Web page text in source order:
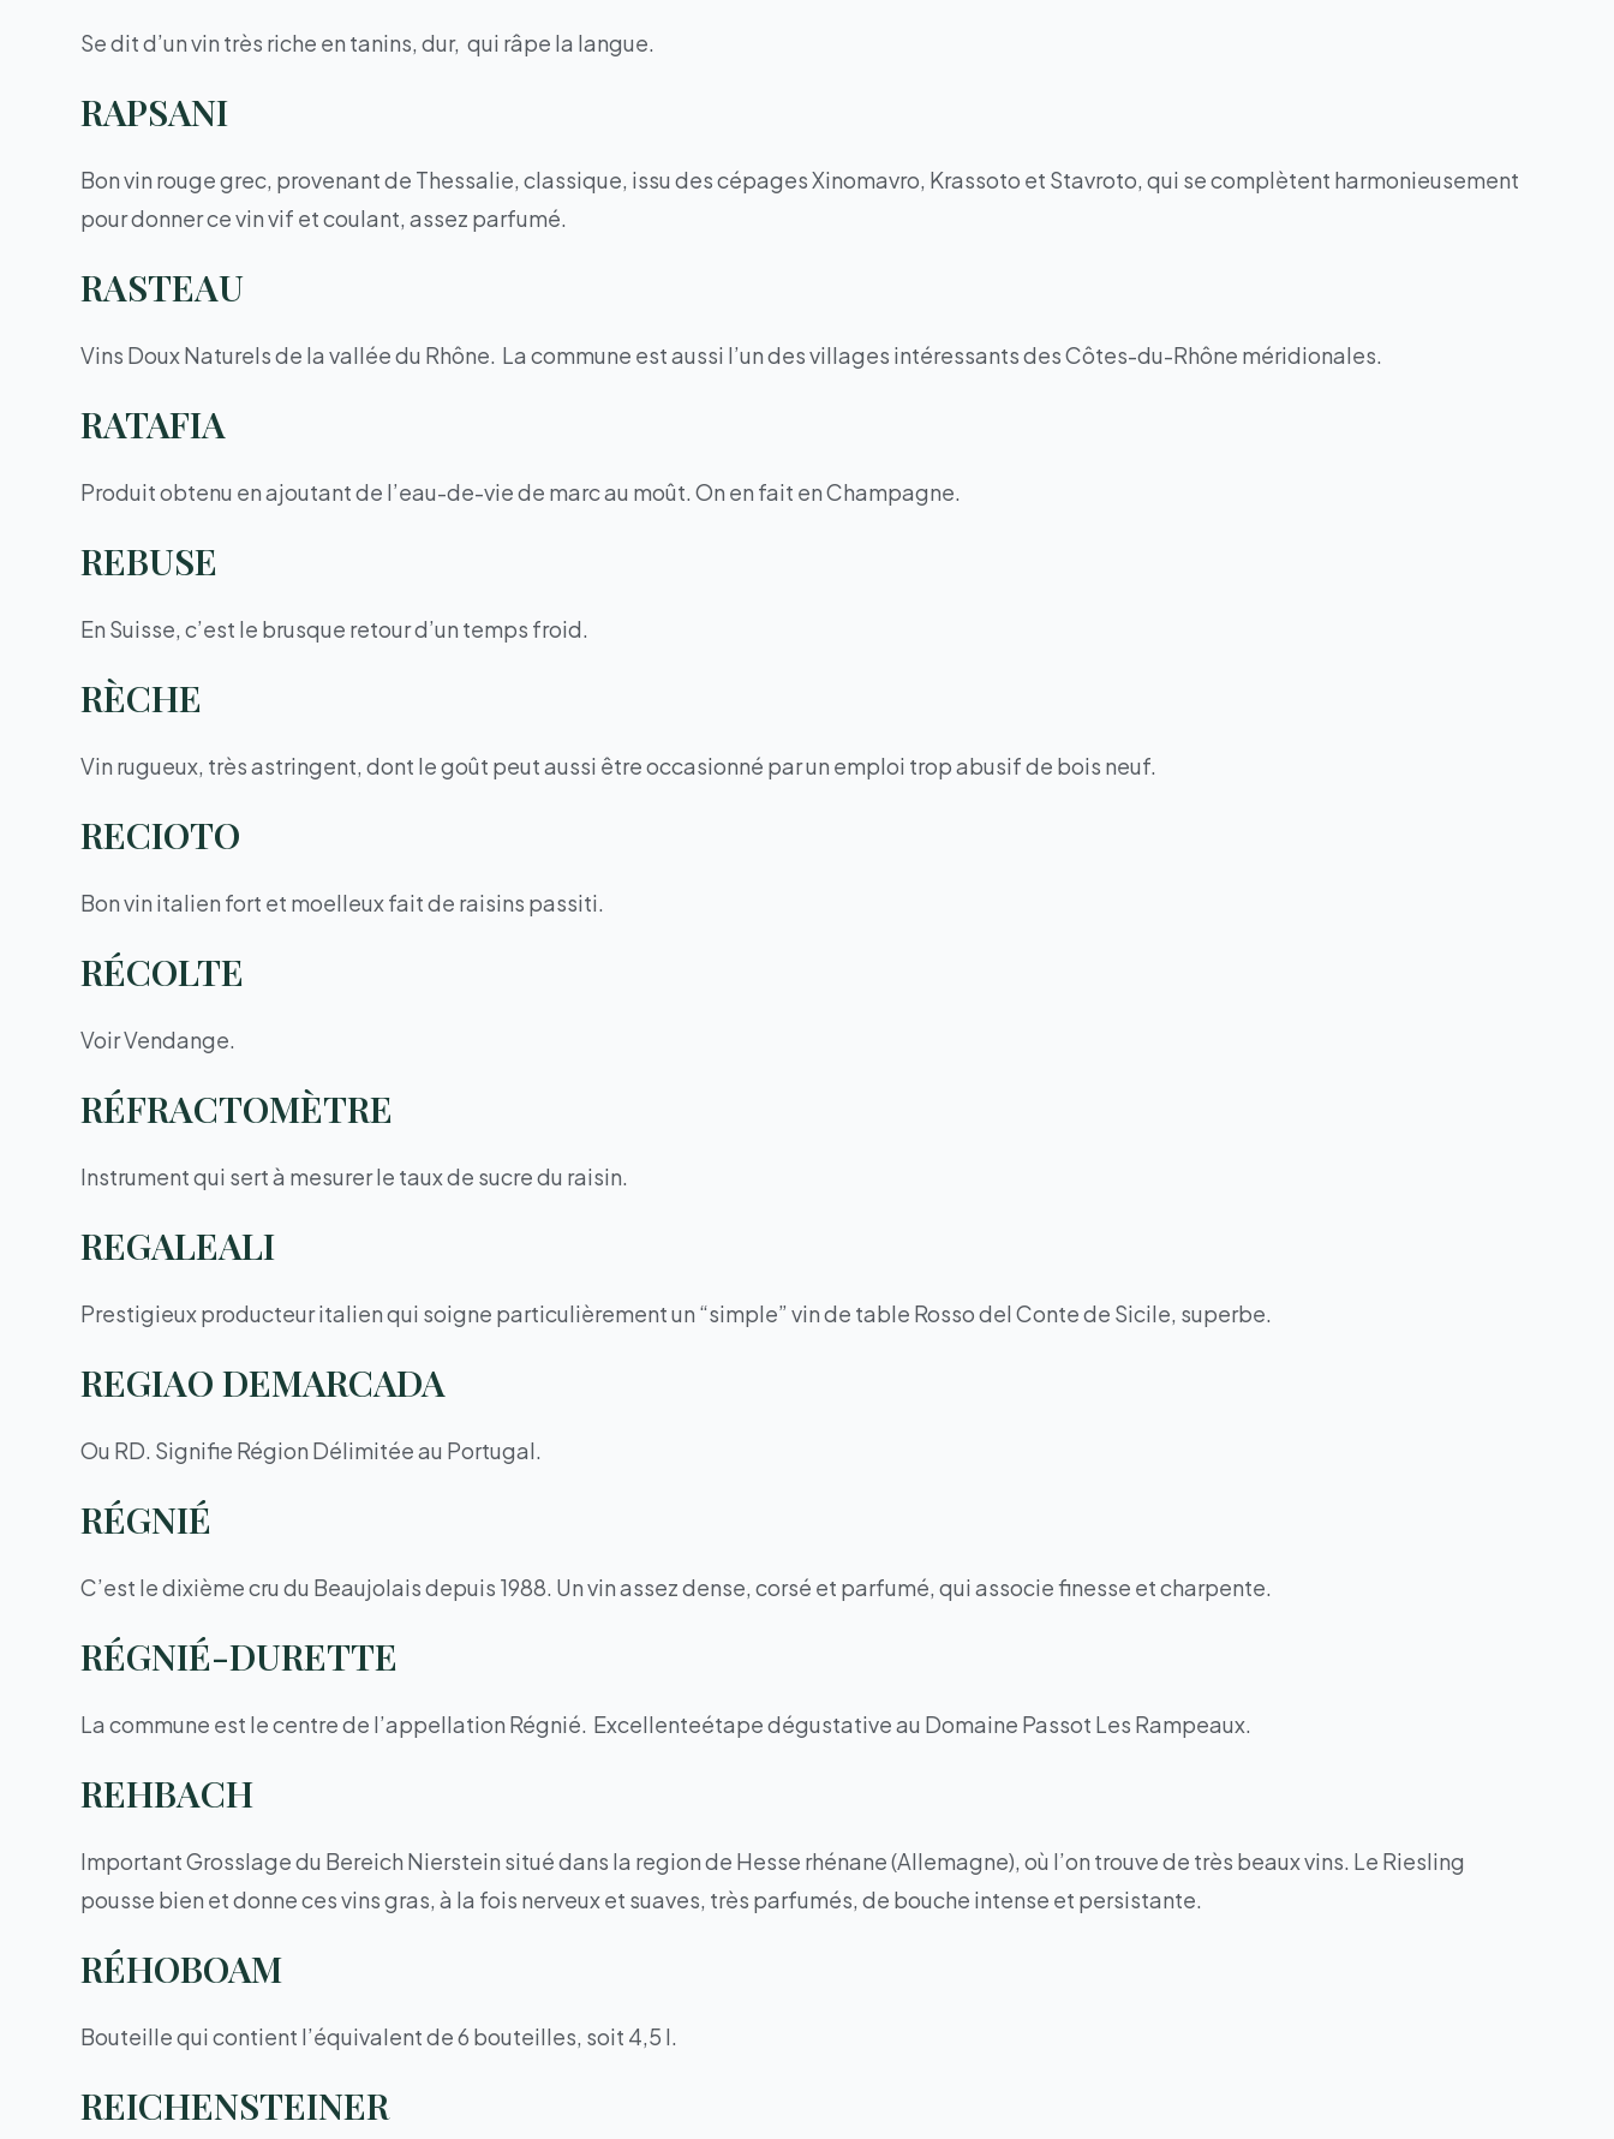
Se dit d’un vin très riche en tanins, dur, qui râpe la langue.
RAPSANI
Bon vin rouge grec, provenant de Thessalie, classique, issu des cépages Xinomavro, Krassoto et Stavroto, qui se complètent harmonieusement
pour donner ce vin vif et coulant, assez parfumé.
RASTEAU
Vins Doux Naturels de la vallée du Rhône. La commune est aussi l’un des villages intéressants des Côtes-du-Rhône méridionales.
RATAFIA
Produit obtenu en ajoutant de l’eau-de-vie de marc au moût. On en fait en Champagne.
REBUSE
En Suisse, c’est le brusque retour d’un temps froid.
RÈCHE
Vin rugueux, très astringent, dont le goût peut aussi être occasionné par un emploi trop abusif de bois neuf.
RECIOTO
Bon vin italien fort et moelleux fait de raisins passiti.
RÉCOLTE
Voir Vendange.
RÉFRACTOMÈTRE
Instrument qui sert à mesurer le taux de sucre du raisin.
REGALEALI
Prestigieux producteur italien qui soigne particulièrement un “simple” vin de table Rosso del Conte de Sicile, superbe.
REGIAO DEMARCADA
Ou RD. Signifie Région Délimitée au Portugal.
RÉGNIÉ
C’est le dixième cru du Beaujolais depuis 1988. Un vin assez dense, corsé et parfumé, qui associe finesse et charpente.
RÉGNIÉ-DURETTE
La commune est le centre de l’appellation Régnié. Excellenteétape dégustative au Domaine Passot Les Rampeaux.
REHBACH
Important Grosslage du Bereich Nierstein situé dans la region de Hesse rhénane (Allemagne), où l’on trouve de très beaux vins. Le Riesling
pousse bien et donne ces vins gras, à la fois nerveux et suaves, très parfumés, de bouche intense et persistante.
RÉHOBOAM
Bouteille qui contient l’équivalent de 6 bouteilles, soit 4,5 l.
REICHENSTEINER